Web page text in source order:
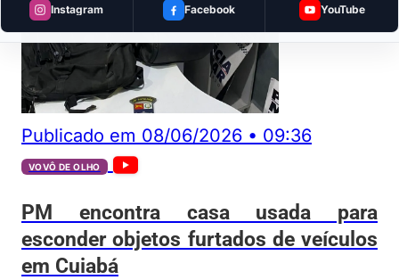
Instagram Facebook YouTube
Publicado em 08/06/2026 • 09:36
VOVÔ DE OLHO
PM encontra casa usada para
esconder objetos furtados de veículos
em Cuiabá